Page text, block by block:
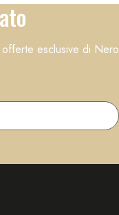
esclusive di Nero